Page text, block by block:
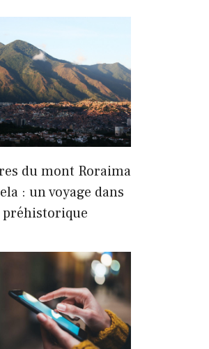
du mont Roraima
: un voyage dans